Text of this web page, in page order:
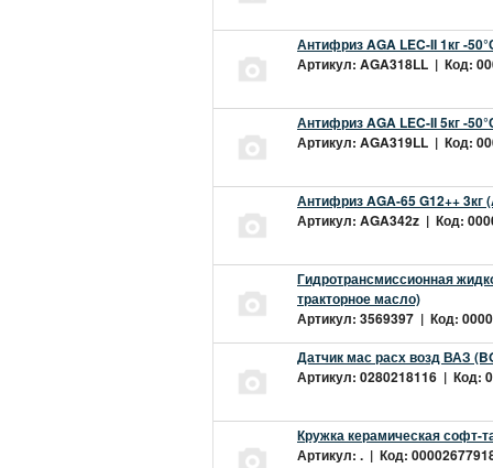
Антифриз AGA LEC-II 1кг -
Артикул: AGA318LL | Код:
Антифриз AGA LEC-II 5кг -
Артикул: AGA319LL | Код:
Антифриз AGA-65 G12++ 3кг
Артикул: AGA342z | Код:
Гидротрансмиссионная
тракторное масло)
Артикул: 3569397 | Код:
Датчик мас расх возд ВАЗ
Артикул: 0280218116 | Код:
Кружка керамическая софт-
Артикул: . | Код: